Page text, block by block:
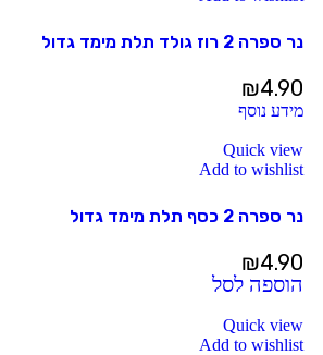
נר ספרה 2 רוז גולד תלת מימד גדול
₪4.90
מידע נוסף
Quick view
Add to wishlist
נר ספרה 2 כסף תלת מימד גדול
₪4.90
הוספה לסל
Quick view
Add to wishlist